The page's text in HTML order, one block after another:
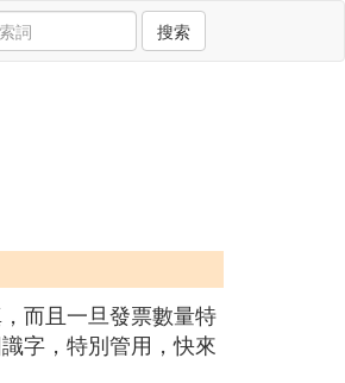
搜索
而且一旦發票數量特
字，特別管用，快來